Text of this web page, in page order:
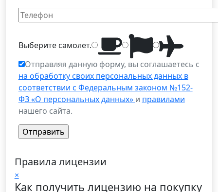
Выберитесамолет.
Отправляя данную форму, вы соглашаетесь с
на обработку своих персональных данных в
соответствии с Федеральным законом №152-
ФЗ «О персональных данных» и правилами
нашего сайта.
Правила лицензии
×
Как получить лицензию на покупку